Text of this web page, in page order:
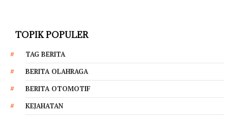
TOPIK POPULER
TAG BERITA
BERITA OLAHRAGA
BERITA OTOMOTIF
KEJAHATAN